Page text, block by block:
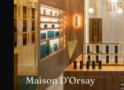
Maison D’Orsay